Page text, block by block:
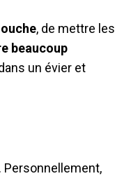
, de mettre les
beaucoup
un évier et
Personnellement,